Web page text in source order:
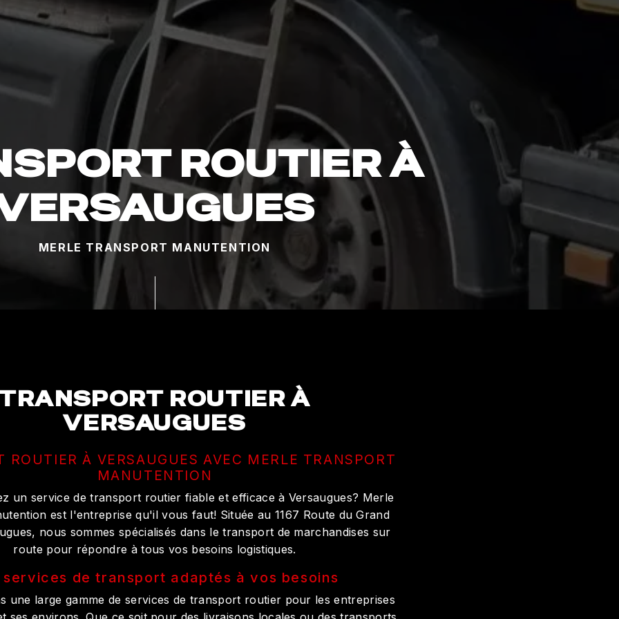
ROUTIER À
MERLE TRANSPORT MANUTENTION
ROUTIER À
VERSAUGUES
ROUTIER À VERSAUGUES AVEC MERLE TRANSPORT
MANUTENTION
un service de transport routier fiable et efficace à Versaugues? Merle
est l'entreprise qu'il vous faut! Située au 1167 Route du Grand
nous sommes spécialisés dans le transport de marchandises sur
route pour répondre à tous vos besoins logistiques.
services de transport adaptés à vos besoins
une large gamme de services de transport routier pour les entreprises